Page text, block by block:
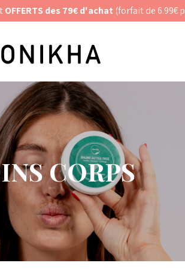
des 79€ d'achat(forfait de 6.99€
CORPS
cookies